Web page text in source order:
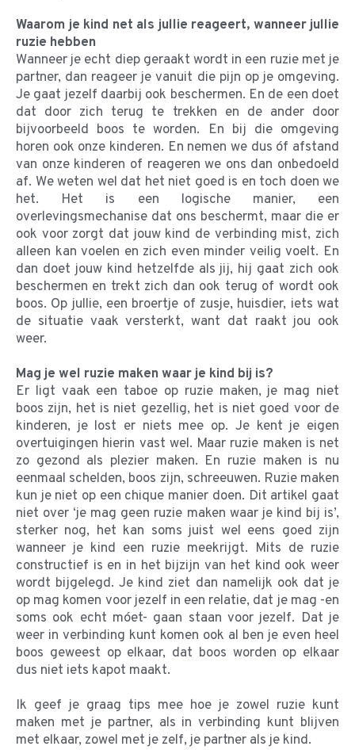
Waarom je kind net als jullie reageert, wanneer jullie
ruzie hebben
Wanneer je echt diep geraakt wordt in een ruzie met je
partner, dan reageer je vanuit die pijn op je omgeving.
Je gaat jezelf daarbij ook beschermen. En de een doet
dat door zich terug te trekken en de ander door
bijvoorbeeld boos te worden. En bij die omgeving
horen ook onze kinderen. En nemen we dus óf afstand
van onze kinderen of reageren we ons dan onbedoeld
af. We weten wel dat het niet goed is en toch doen we
het. Het is een logische manier, een
overlevingsmechanise dat ons beschermt, maar die er
ook voor zorgt dat jouw kind de verbinding mist, zich
alleen kan voelen en zich even minder veilig voelt. En
dan doet jouw kind hetzelfde als jij, hij gaat zich ook
beschermen en trekt zich dan ook terug of wordt ook
boos. Op jullie, een broertje of zusje, huisdier, iets wat
de situatie vaak versterkt, want dat raakt jou ook
weer.
Mag je wel ruzie maken waar je kind bij is?
Er ligt vaak een taboe op ruzie maken, je mag niet
boos zijn, het is niet gezellig, het is niet goed voor de
kinderen, je lost er niets mee op. Je kent je eigen
overtuigingen hierin vast wel. Maar ruzie maken is net
zo gezond als plezier maken. En ruzie maken is nu
eenmaal schelden, boos zijn, schreeuwen. Ruzie maken
kun je niet op een chique manier doen. Dit artikel gaat
niet over ‘je mag geen ruzie maken waar je kind bij is’,
sterker nog, het kan soms juist wel eens goed zijn
wanneer je kind een ruzie meekrijgt. Mits de ruzie
constructief is en in het bijzijn van het kind ook weer
wordt bijgelegd. Je kind ziet dan namelijk ook dat je
op mag komen voor jezelf in een relatie, dat je mag -en
soms ook echt móet- gaan staan voor jezelf. Dat je
weer in verbinding kunt komen ook al ben je even heel
boos geweest op elkaar, dat boos worden op elkaar
dus niet iets kapot maakt.
Ik geef je graag tips mee hoe je zowel ruzie kunt
maken met je partner, als in verbinding kunt blijven
met elkaar, zowel met je zelf, je partner als je kind.